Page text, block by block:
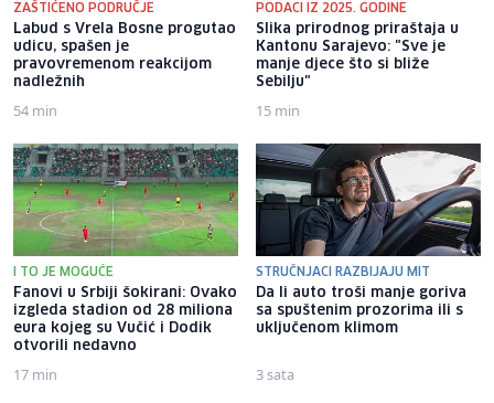
ZAŠTIĆENO PODRUČJE
Labud s Vrela Bosne progutao
udicu, spašen je
pravovremenom reakcijom
nadležnih
54 min
PODACI IZ 2025. GODINE
Slika prirodnog priraštaja u
Kantonu Sarajevo: "Sve je
manje djece što si bliže
Sebilju"
15 min
I TO JE MOGUĆE
Fanovi u Srbiji šokirani: Ovako
izgleda stadion od 28 miliona
eura kojeg su Vučić i Dodik
otvorili nedavno
17 min
STRUČNJACI RAZBIJAJU MIT
Da li auto troši manje goriva
sa spuštenim prozorima ili s
uključenom klimom
3 sata